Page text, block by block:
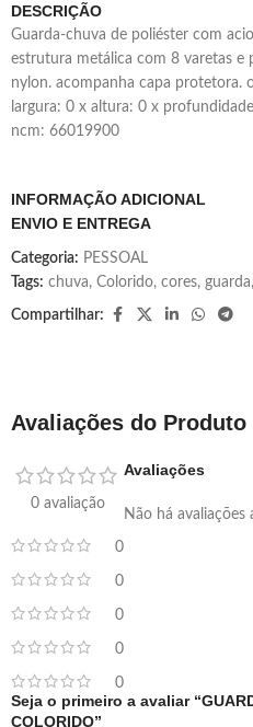
DESCRIÇÃO
guarda-chuva de poliéster com acionamento de botão, possui
estrutura metálica com 8 varetas e
nylon. acompanha capa protetora.
largura: 0 x altura: 0 x
ncm: 66019900
INFORMAÇÃO ADICIONAL
ENVIO E ENTREGA
Categoria: PESSOAL
Tags: chuva, Colorido, cores, guarda,
Compartilhar:
Avaliações do Produto
0 avaliação
0
0
0
0
0
Avaliações
Não há avaliações
Seja o primeiro a avaliar
COLORIDO”